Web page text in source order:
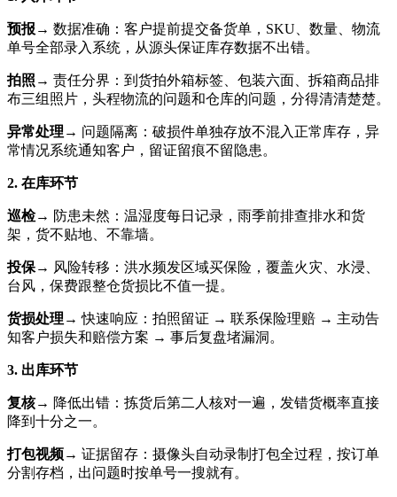
预报 → 数据准确：客户提前提交备货单，SKU、数量、物流
单号全部录入系统，从源头保证库存数据不出错。
拍照 → 责任分界：到货拍外箱标签、包装六面、拆箱商品排
布三组照片，头程物流的问题和仓库的问题，分得清清楚楚。
异常处理 → 问题隔离：破损件单独存放不混入正常库存，异
常情况系统通知客户，留证留痕不留隐患。
2. 在库环节
巡检→ 防患未然：温湿度每日记录，雨季前排查排水和货
架，货不贴地、不靠墙。
投保→ 风险转移：洪水频发区域买保险，覆盖火灾、水浸、
台风，保费跟整仓货损比不值一提。
货损处理 → 快速响应：拍照留证 → 联系保险理赔 → 主动告
知客户损失和赔偿方案 → 事后复盘堵漏洞。
3. 出库环节
复核→ 降低出错：拣货后第二人核对一遍，发错货概率直接
降到十分之一。
打包视频→ 证据留存：摄像头自动录制打包全过程，按订单
分割存档，出问题时按单号一搜就有。